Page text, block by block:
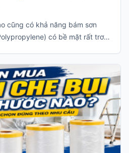
cũng có khả năng bám sơn
có bề mặt rất trơn
chạm hoặc sau một thời gian